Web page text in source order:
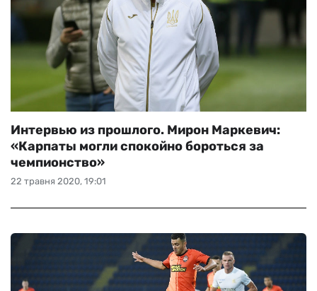
22 травня 2020, 19:01
Интервью из прошлого. Мирон Маркевич:
«Карпаты могли спокойно бороться за
чемпионство»